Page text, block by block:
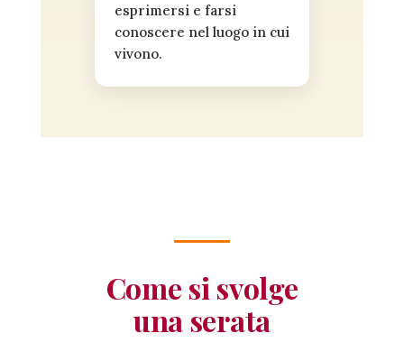
esprimersi e farsi
conoscere nel luogo in cui
vivono.
Come si svolge
una serata